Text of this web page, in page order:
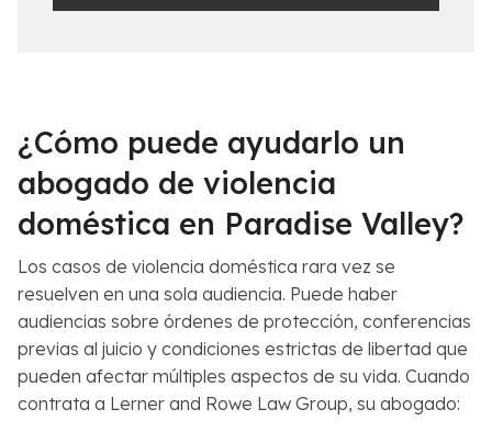
¿Cómo puede ayudarlo un
abogado de violencia
doméstica en Paradise Valley?
Los casos de violencia doméstica rara vez se
resuelven en una sola audiencia. Puede haber
audiencias sobre órdenes de protección, conferencias
previas al juicio y condiciones estrictas de libertad que
pueden afectar múltiples aspectos de su vida. Cuando
contrata a Lerner and Rowe Law Group, su abogado: